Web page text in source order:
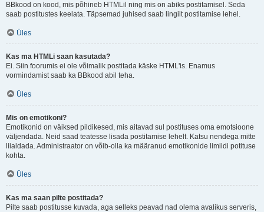
BBkood on kood, mis põhineb HTMLil ning mis on abiks postitamisel. Seda
saab postitustes keelata. Täpsemad juhised saab lingilt postitamise lehel.
Üles
Kas ma HTMLi saan kasutada?
Ei. Siin foorumis ei ole võimalik postitada käske HTML'is. Enamus
vormindamist saab ka BBkood abil teha.
Üles
Mis on emotikoni?
Emotikonid on väiksed pildikesed, mis aitavad sul postituses oma emotsioone
väljendada. Neid saad teatesse lisada postitamise lehelt. Katsu nendega mitte
liialdada. Administraator on võib-olla ka määranud emotikonide limiidi potituse
kohta.
Üles
Kas ma saan pilte postitada?
Pilte saab postitusse kuvada, aga selleks peavad nad olema avalikus serveris,